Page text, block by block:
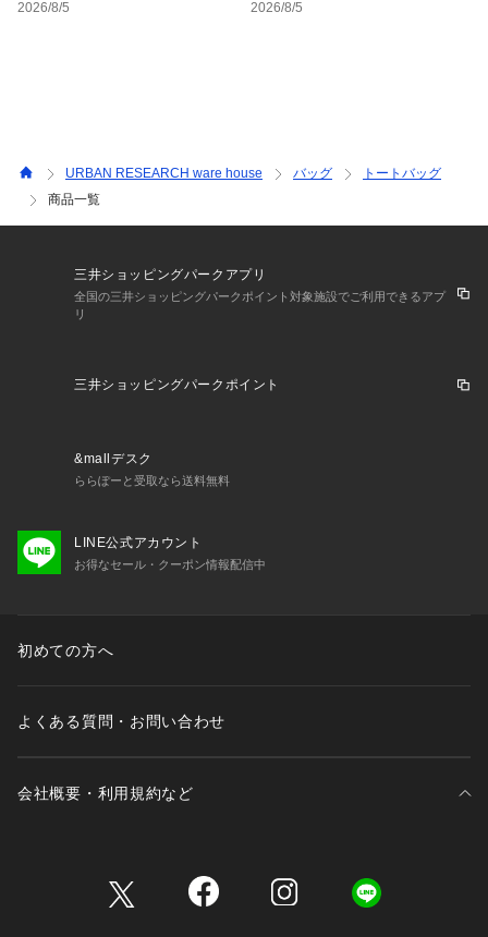
2026/8/5
2026/8/5
URBAN RESEARCH ware house バッグ
トートバッグ
商品一覧
三井ショッピングパークアプリ
全国の三井ショッピングパークポイント対象施設でご利用できるアプ
リ
三井ショッピングパークポイント
&mallデスク
ららぽーと受取なら送料無料
LINE公式アカウント
お得なセール・クーポン情報配信中
初めての方へ
よくある質問・お問い合わせ
会社概要・利用規約など